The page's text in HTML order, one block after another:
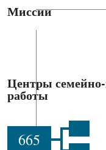
Миссии
Центры
работы
665